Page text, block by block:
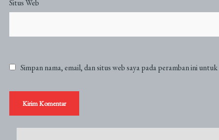
Situs Web
Simpan nama, email, dan situs web saya pada peramban ini